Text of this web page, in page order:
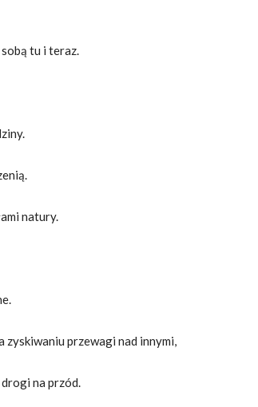
tu i teraz.
natury.
zyskiwaniu przewagi nad innymi,
na przód.